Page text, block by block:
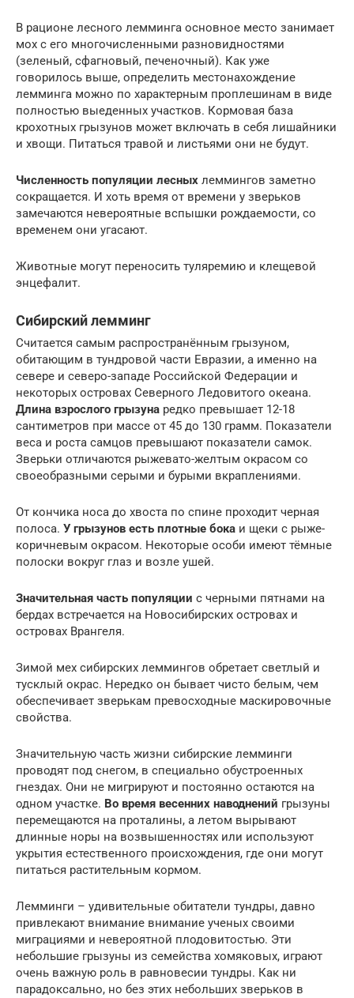
В рационе лесного лемминга основное место занимает
мох с его многочисленными разновидностями
(зеленый, сфагновый, печеночный). Как уже
говорилось выше, определить местонахождение
лемминга можно по характерным проплешинам в виде
полностью выеденных участков. Кормовая база
крохотных грызунов может включать в себя лишайники
и хвощи. Питаться травой и листьями они не будут.
Численность популяции лесных леммингов заметно
сокращается. И хоть время от времени у зверьков
замечаются невероятные вспышки рождаемости, со
временем они угасают.
Животные могут переносить туляремию и клещевой
энцефалит.
Сибирский лемминг
Считается самым распространённым грызуном,
обитающим в тундровой части Евразии, а именно на
севере и северо-западе Российской Федерации и
некоторых островах Северного Ледовитого океана.
Длина взрослого грызуна редко превышает 12-18
сантиметров при массе от 45 до 130 грамм. Показатели
веса и роста самцов превышают показатели самок.
Зверьки отличаются рыжевато-желтым окрасом со
своеобразными серыми и бурыми вкраплениями.
От кончика носа до хвоста по спине проходит черная
полоса. У грызунов есть плотные бока и щеки с рыже-
коричневым окрасом. Некоторые особи имеют тёмные
полоски вокруг глаз и возле ушей.
Значительная часть популяции с черными пятнами на
бердах встречается на Новосибирских островах и
островах Врангеля.
Зимой мех сибирских леммингов обретает светлый и
тусклый окрас. Нередко он бывает чисто белым, чем
обеспечивает зверькам превосходные маскировочные
свойства.
Значительную часть жизни сибирские лемминги
проводят под снегом, в специально обустроенных
гнездах. Они не мигрируют и постоянно остаются на
одном участке. Во время весенних наводнений грызуны
перемещаются на проталины, а летом вырывают
длинные норы на возвышенностях или используют
укрытия естественного происхождения, где они могут
питаться растительным кормом.
Лемминги – удивительные обитатели тундры, давно
привлекают внимание внимание ученых своими
миграциями и невероятной плодовитостью. Эти
небольшие грызуны из семейства хомяковых, играют
очень важную роль в равновесии тундры. Как ни
парадоксально, но без этих небольших зверьков в